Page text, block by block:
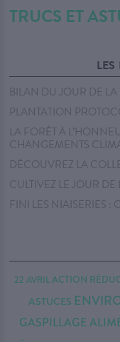
TRUCS ET
BILAN DU JOUR DE LA
PLANTATION
LA FORÊT À
CHANGEMENTS
DÉCOUVREZ LA
CULTIVEZ LE JOUR DE
FINI LES NIAISERIES :
22 AVRILACTION
ASTUCES
GASPILLAGE